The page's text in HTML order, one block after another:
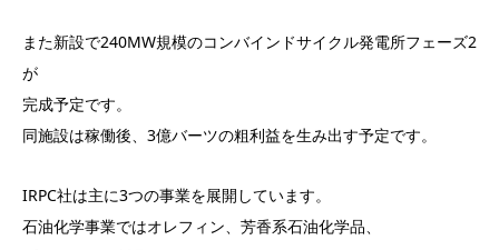
また新設で240MW規模のコンバインドサイクル発電所フェーズ2
が
完成予定です。
同施設は稼働後、3億バーツの粗利益を生み出す予定です。
IRPC社は主に3つの事業を展開しています。
石油化学事業ではオレフィン、芳香系石油化学品、